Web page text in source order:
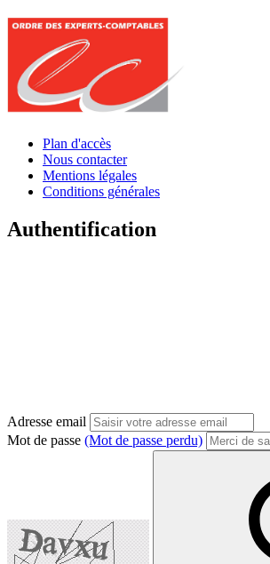
Plan d'accès
Nous contacter
Mentions légales
Conditions générales
Authentification
Adresse email
Mot de passe (Mot de passe perdu)